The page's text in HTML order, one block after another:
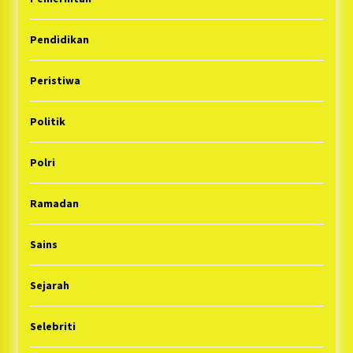
Pendidikan
Peristiwa
Politik
Polri
Ramadan
Sains
Sejarah
Selebriti